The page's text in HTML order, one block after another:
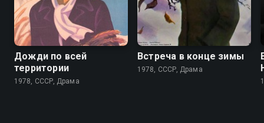
Дожди по всей
территории
1978, СССР, Драма
6.8
Встреча в конце зимы
1978, СССР, Драма